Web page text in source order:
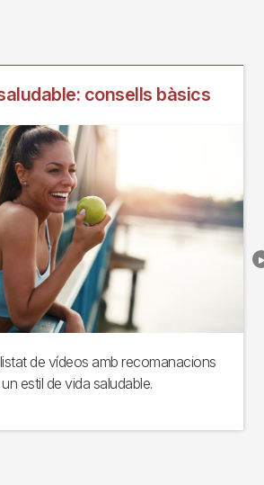
consells bàsics
de vídeos amb recomanacions
estil de vida saludable.